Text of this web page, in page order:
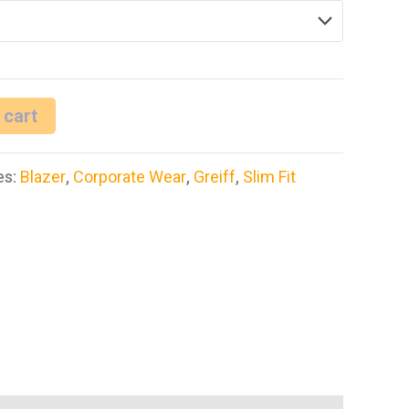
cart
Blazer, Corporate Wear, Greiff, Slim Fit